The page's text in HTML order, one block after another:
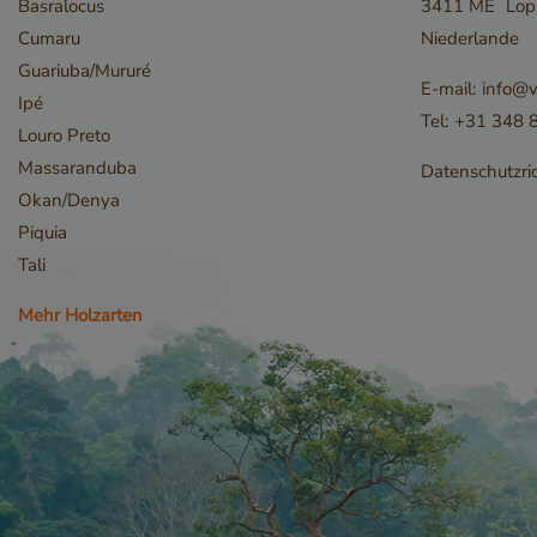
Basralocus
Cumaru
Guariuba/Mururé
Ipé
Louro Preto
Massaranduba
Okan/Denya
Piquia
Tali
Mehr Holzarten
3411 ME
Niederlande
E-mail:
Tel: +31 348
Unbedingt
__cf_bm